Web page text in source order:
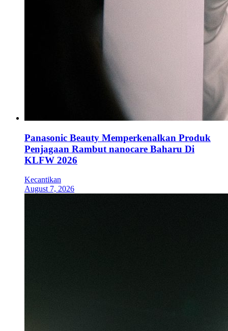
Panasonic Beauty Memperkenalkan Produk
Penjagaan Rambut nanocare Baharu Di
KLFW 2026
Kecantikan
August 7, 2026